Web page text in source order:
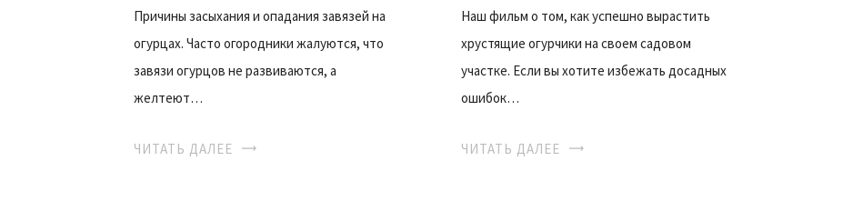
Причины засыхания и опадания завязей на
огурцах. Часто огородники жалуются, что
завязи огурцов не развиваются, а
желтеют…
ЧИТАТЬ ДАЛЕЕ
Наш фильм о том, как успешно вырастить
хрустящие огурчики на своем садовом
участке. Если вы хотите избежать досадных
ошибок…
ЧИТАТЬ ДАЛЕЕ